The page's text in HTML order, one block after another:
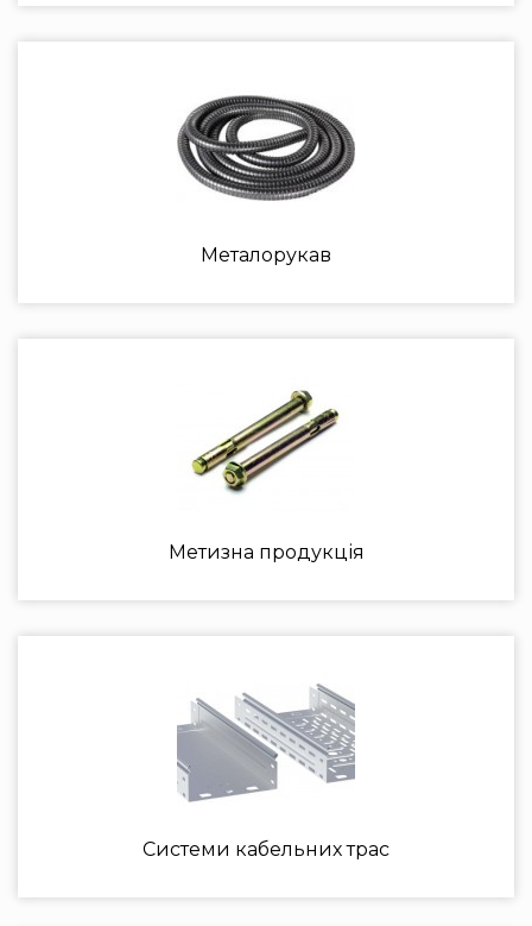
Металорукав
Метизна продукція
Системи кабельних трас